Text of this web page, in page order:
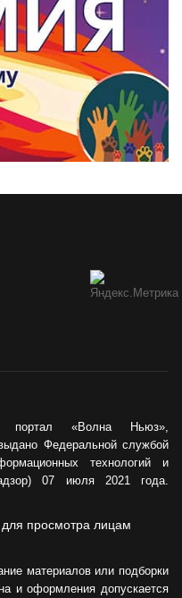
портал «Волна Ньюз»,
Федеральной службой
технологий и
07 июля 2021 года.
просмотра лицам
материалов или подборки
и оформления допускается